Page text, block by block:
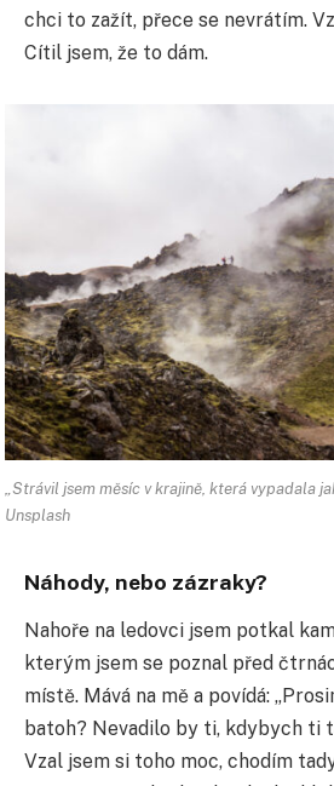
chci to zažít, přece se nevrátím.
Cítil jsem, že to dám.
„Strávil jsem měsíc v krajině, která vypadala
Unsplash
Náhody, nebo zázraky?
Nahoře na ledovci jsem potkal
kterým jsem se poznal před
místě. Mává na mě a povídá:
batoh? Nevadilo by ti, kdybych ti
Vzal jsem si toho moc, chodím